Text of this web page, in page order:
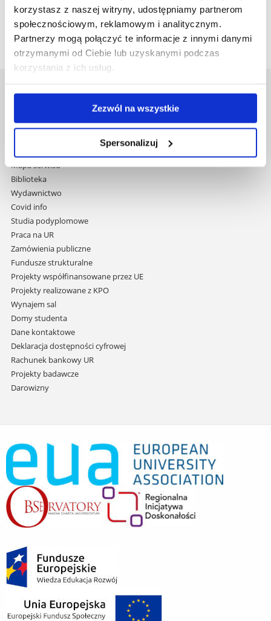
korzystasz z naszej witryny, udostępniamy partnerom
społecznościowym, reklamowym i analitycznym.
Partnerzy mogą połączyć te informacje z innymi danymi
otrzymanymi od Ciebie lub uzyskanymi podczas
korzystania z ich usług.
Zezwól na wszystkie
Spersonalizuj
urządzeń laserowych i optoelektronicznych oraz układów
analizy sygnału urządzeń optoelektronicznych
Uniwersytet Rzeszowski
Al. Tadeusza Rejtana 16C
35-959 Rzeszów
i
przejdź
do
treści
Mapa serwisu
Biblioteka
Wydawnictwo
Covid info
Studia podyplomowe
Praca na UR
Zamówienia publiczne
Fundusze strukturalne
Projekty współfinansowane przez UE
Projekty realizowane z KPO
Wynajem sal
Domy studenta
Dane kontaktowe
Deklaracja dostępności cyfrowej
Rachunek bankowy UR
Projekty badawcze
Darowizny